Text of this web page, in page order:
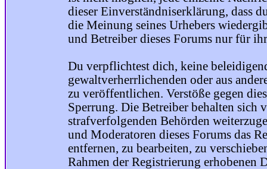
dieser Einverständniserklärung, dass
die Meinung seines Urhebers
und Betreiber dieses Forums nur für
Du verpflichtest dich, keine
gewaltverherrlichenden oder aus
zu veröffentlichen. Verstöße gegen
Sperrung. Die Betreiber behalten sich
strafverfolgenden Behörden
und Moderatoren dieses Forums das
entfernen, zu bearbeiten, zu
Rahmen der Registrierung erhobenen